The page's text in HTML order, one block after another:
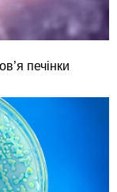
печінки